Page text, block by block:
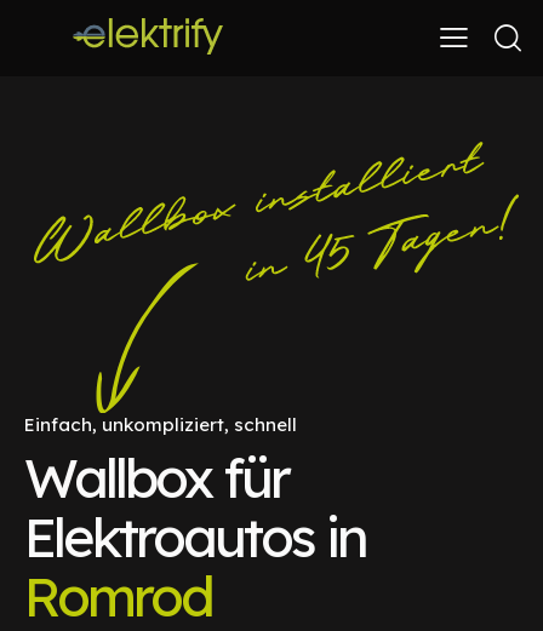
Einfach, unkompliziert, schnell
Wallbox für
Elektroautos in
Romrod